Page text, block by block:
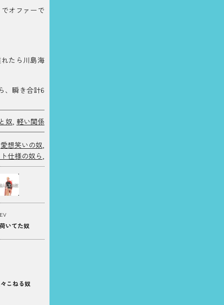
オファーで
たら川島海
、瞬き合計6
奴 軽い関係
愛想笑いの奴,
仕様の奴ら,
いてた奴
こねる奴